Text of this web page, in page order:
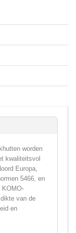
worden
kwaliteitsvol
Europa,
5466, en
KOMO-
van de
en